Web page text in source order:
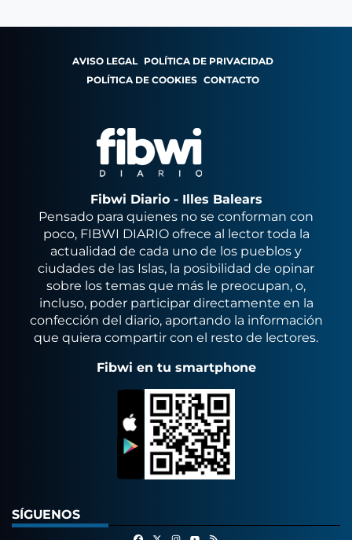
AVISO LEGAL POLÍTICA DE PRIVACIDAD
POLÍTICA DE COOKIES CONTACTO
Fibwi Diario - Illes Balears
Pensado para quienes no se conforman con
poco, FIBWI DIARIO ofrece al lector toda la
actualidad de cada uno de los pueblos y
ciudades de las Islas, la posibilidad de opinar
sobre los temas que más le preocupan, o,
incluso, poder participar directamente en la
confección del diario, aportando la información
que quiera compartir con el resto de lectores.
Fibwi en tu smartphone
SÍGUENOS
FacebookInstagram